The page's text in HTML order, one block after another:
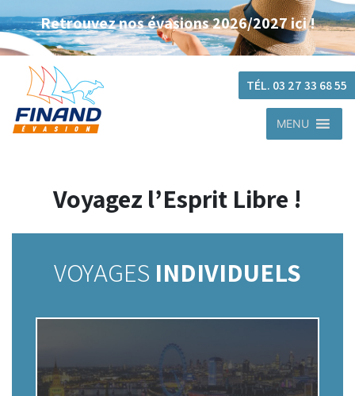
Retrouvez nos évasions 2026/2027 ici !
TÉL. 03 27 33 68 55
MENU
Voyagez l’Esprit Libre !
VOYAGES INDIVIDUELS